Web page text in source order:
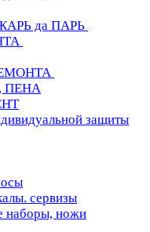
да ПАРЬ
ПЕНА
защиты
сервизы
наборы, ножи